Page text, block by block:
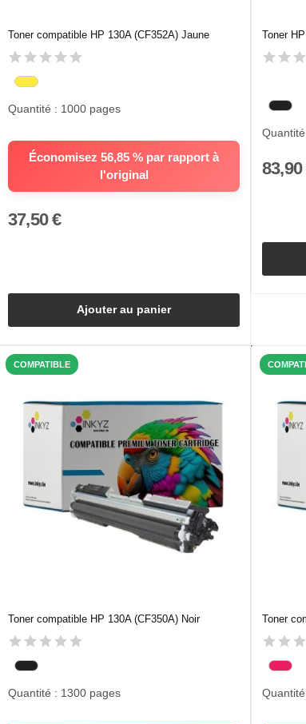
Toner compatible HP 130A (CF352A) Jaune
Économisez 56,85 % par rapport à
l'original
Quantité : 1000 pages
37,50 €
Ajouter au panier
Toner
83,90
COMPATIBLE
Toner compatible HP 130A (CF350A) Noir
Quantité : 1300 pages
Toner